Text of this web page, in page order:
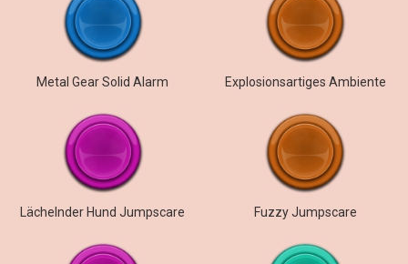
Metal Gear Solid Alarm Explosionsartiges Ambiente
Lächelnder Hund Jumpscare Fuzzy Jumpscare